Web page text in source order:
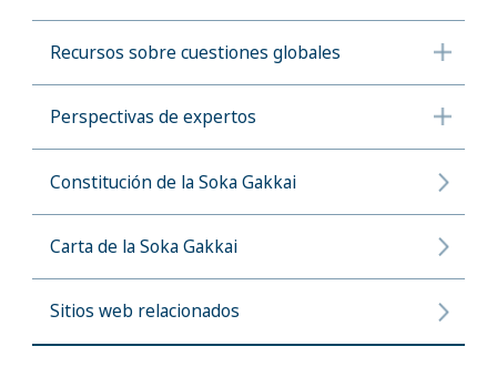
Recursos sobre cuestiones globales
Perspectivas de expertos
Constitución de la Soka Gakkai
Carta de la Soka Gakkai
Sitios web relacionados